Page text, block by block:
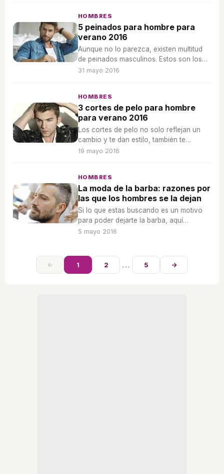
HOMBRES
5 peinados para hombre para
verano 2016
Aunque no lo parezca, existen multitud
de peinados masculinos. Estos son los
más chic para este verano 2016.
31 mayo 2016
HOMBRES
3 cortes de pelo para hombre
para verano 2016
Los cortes de pelo no solo reflejan un
cambio y te dan estilo, también te
ayudan a estar más fresco cuando
19 mayo 2016
HOMBRES
La moda de la barba: razones por
las que los hombres se la dejan
Si lo que estas buscando es un motivo
para poder dejarte la barba, aquí
encontrarás más de uno para apuntarte
5 mayo 2016
← 1 2 … 5 →